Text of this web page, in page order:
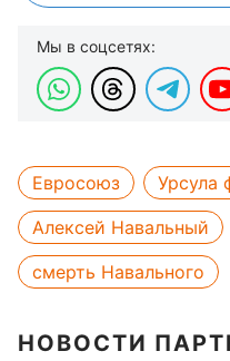
Мы в соцсетях:
Евросоюз
Урсула
Алексей Навальный
смерть Навального
НОВОСТИ